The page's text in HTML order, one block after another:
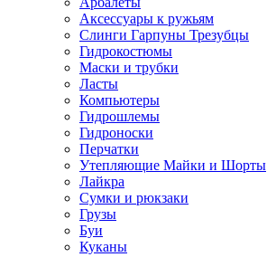
Аксессуары к ружьям
Слинги Гарпуны Трезубцы
Гидрокостюмы
Маски и трубки
Ласты
Компьютеры
Гидрошлемы
Гидроноски
Перчатки
Утепляющие Майки и Шорты
Лайкра
Сумки и рюкзаки
Грузы
Буи
Куканы